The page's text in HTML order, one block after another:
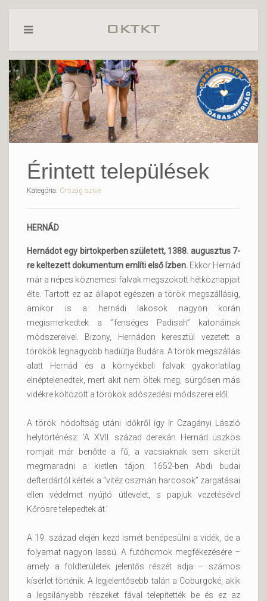
Érintett települések
Kategória: Ország szíve
HERNÁD
Hernádot egy birtokperben született, 1388. augusztus 7-
re keltezett dokumentum említi első ízben. Ekkor Hernád
már a népes köznemesi falvak megszokott hétköznapjait
élte. Tartott ez az állapot egészen a török megszállásig,
amikor is a hernádi lakosok nagyon korán
megismerkedtek a “fenséges Padisah” katonáinak
módszereivel. Bizony, Hernádon keresztül vezetett a
törökök legnagyobb hadiútja Budára. A török megszállás
alatt Hernád és a környékbeli falvak gyakorlatilag
elnéptelenedtek, mert akit nem öltek meg, sürgősen más
vidékre költözött a törökök adószedési módszerei elől.
A török hódoltság utáni időkről így ír Czagányi László
helytörténész: ‘A XVII. század derekán Hernád üszkös
romjait már benőtte a fű, a vacsiaknak sem sikerült
megmaradni a kietlen tájon. 1652-ben Abdi budai
defterdártól kértek a “vitéz oszmán harcosok” zargatásai
ellen védelmet nyújtó útlevelet, s papjuk vezetésével
Kőrösre telepedtek át.’
A 19. század elején kezd ismét benépesülni a vidék, de a
folyamat nagyon lassú. A futóhomok megfékezésére –
amely a földterületek jelentős részét adja – számos
kísérlet történik. A legjelentősebb talán a Coburgoké, akik
a legsilányabb részeket fával telepítették be és ez az